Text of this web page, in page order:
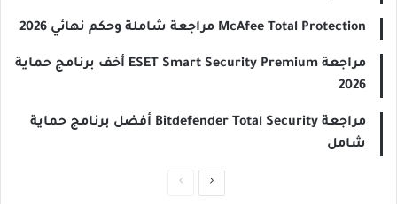
McAfee Total Protection مراجعة شاملة وحكم نهائي 2026
مراجعة ESET Smart Security Premium أخف برنامج حماية
2026
مراجعة Bitdefender Total Security أفضل برنامج حماية
شامل
الصفحةالصفحة